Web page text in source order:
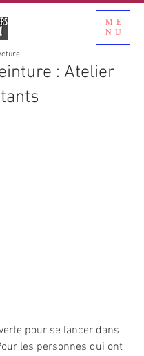
ME
NU
: Atelier
pour se lancer dans
les personnes qui ont